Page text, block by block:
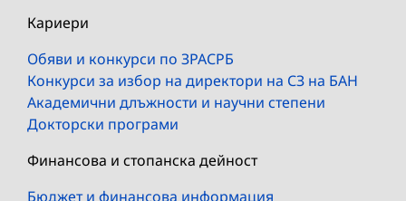
Кариери
Обяви и конкурси по ЗРАСРБ
Конкурси за избор на директори на СЗ на БАН
Академични длъжности и научни степени
Докторски програми
Финансова и стопанска дейност
Бюджет и финансова информация